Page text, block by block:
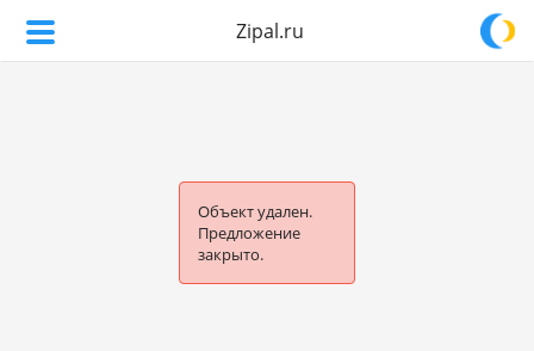
Zipal.ru
Объект удален.
Предложение
закрыто.